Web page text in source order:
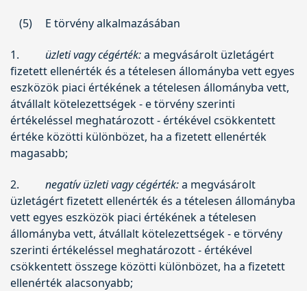
(5) E törvény alkalmazásában
1. üzleti vagy cégérték:a megvásárolt üzletágért
fizetett ellenérték és a tételesen állományba vett egyes
eszközök piaci értékének a tételesen állományba vett,
átvállalt kötelezettségek - e törvény szerinti
értékeléssel meghatározott - értékével csökkentett
értéke közötti különbözet, ha a fizetett ellenérték
magasabb;
2. negatív üzleti vagy cégérték:a megvásárolt
üzletágért fizetett ellenérték és a tételesen állományba
vett egyes eszközök piaci értékének a tételesen
állományba vett, átvállalt kötelezettségek - e törvény
szerinti értékeléssel meghatározott - értékével
csökkentett összege közötti különbözet, ha a fizetett
ellenérték alacsonyabb;